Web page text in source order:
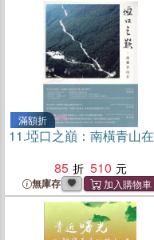
滿額折
11.埡口之巔：南橫青山在
85
510
無庫存